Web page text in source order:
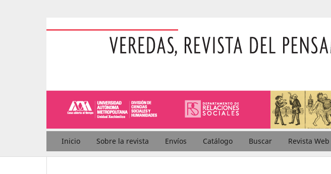
Inicio Sobre la revista Envíos Catálogo Buscar Revista Web